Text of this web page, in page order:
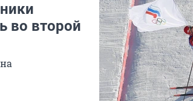
во второй